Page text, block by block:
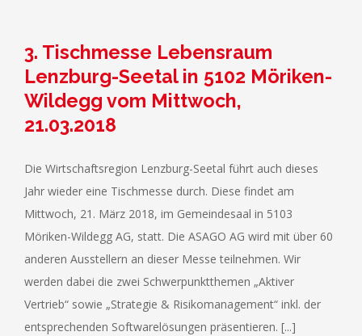
3. Tischmesse Lebensraum
Lenzburg-Seetal in 5102 Möriken-
Wildegg vom Mittwoch,
21.03.2018
Die Wirtschaftsregion Lenzburg-Seetal führt auch dieses
Jahr wieder eine Tischmesse durch. Diese findet am
Mittwoch, 21. März 2018, im Gemeindesaal in 5103
Möriken-Wildegg AG, statt. Die ASAGO AG wird mit über 60
anderen Ausstellern an dieser Messe teilnehmen. Wir
werden dabei die zwei Schwerpunktthemen „Aktiver
Vertrieb“ sowie „Strategie & Risikomanagement“ inkl. der
entsprechenden Softwarelösungen präsentieren. [...]